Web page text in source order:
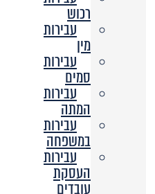
רכוש
עבירות
מין
עבירות
סמים
עבירות
המתה
עבירות
במשפחה
עבירות
העסקת
עובדים